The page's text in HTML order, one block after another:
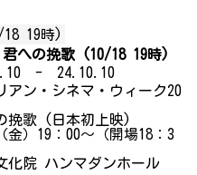
18 19時)
への挽歌 (10/18 19時)
- 24.10.10
アン・シネマ・ウィーク20
挽歌 (日本初上映)
金）19：00～（開場18：3
化院 ハンマダンホール